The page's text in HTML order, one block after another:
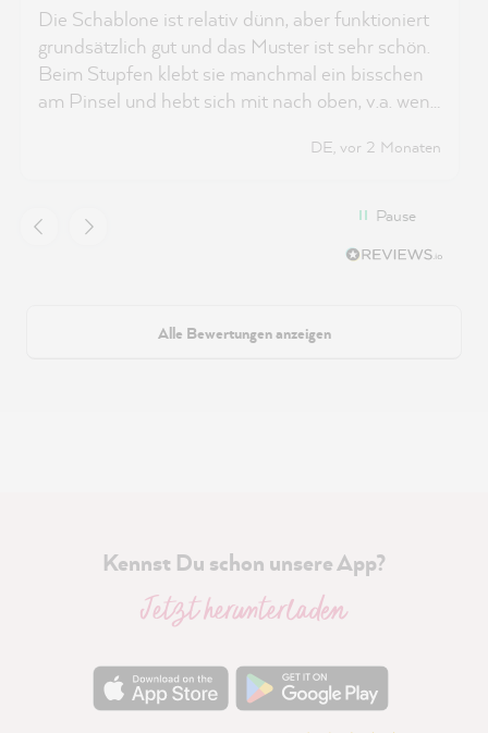
Die Schablone ist relativ dünn, aber funktioniert
grundsätzlich gut und das Muster ist sehr schön.
Beim Stupfen klebt sie manchmal ein bisschen
am Pinsel und hebt sich mit nach oben, v.a. wenn
Reinigen funktioniert dann nicht mehr, da der
Ich denke, man kann sie aber trotz Lack noch
weiterhin gut nutzen.
DE, vor 2 Monaten
Pause
Alle Bewertungen anzeigen
Kennst Du schon unsere App?
Jetzt herunterladen